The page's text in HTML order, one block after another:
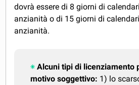
dovrà essere di 8 giorni di
anzianità o di 15 giorni di
anzianità.
Alcuni tipi di licenziamento
motivo soggettivo: 1) lo